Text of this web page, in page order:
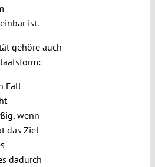
ist.
gehöre auch
Fall
wenn
das Ziel
dadurch